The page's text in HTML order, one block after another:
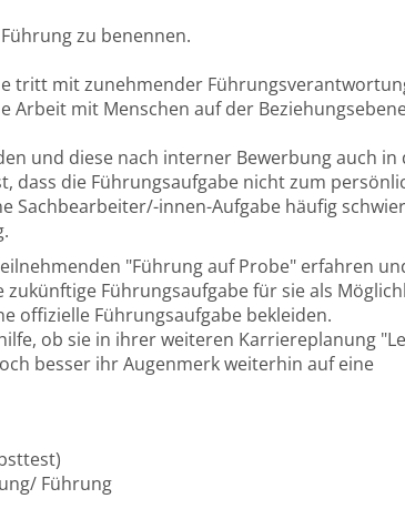
zu benennen.
tritt mit zunehmender
mit Menschen auf der
und diese nach interner Bewerbung auch in
dass die Führungsaufgabe nicht zum
Sachbearbeiter/-innen-Aufgabe häufig
"Führung auf Probe" erfahren
Führungsaufgabe für sie als
offizielle Führungsaufgabe bekleiden.
ob sie in ihrer weiteren Karriereplanung
besser ihr Augenmerk weiterhin auf eine
Führung